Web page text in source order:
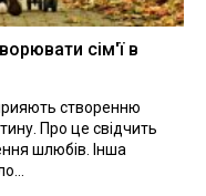
сім'ї в
створенню
Про це свідчить
шлюбів. Інша